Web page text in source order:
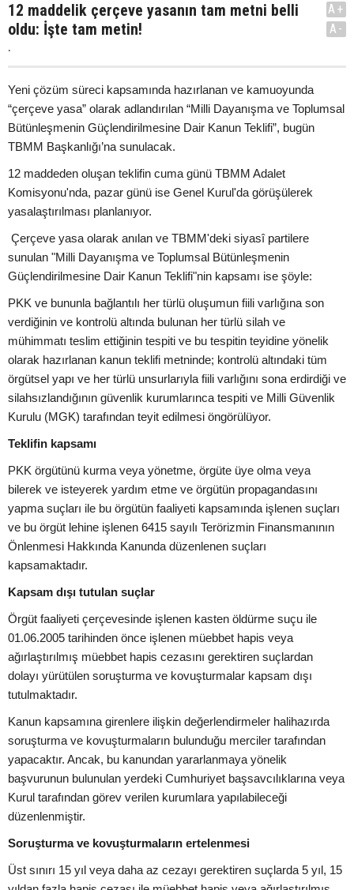
12 maddelik çerçeve yasanın tam metni belli
oldu: İşte tam metin!
.
A+
A-
Yeni çözüm süreci kapsamında hazırlanan ve kamuoyunda
“çerçeve yasa” olarak adlandırılan “Milli Dayanışma ve Toplumsal
Bütünleşmenin Güçlendirilmesine Dair Kanun Teklifi”, bugün
TBMM Başkanlığı’na sunulacak.
12 maddeden oluşan teklifin cuma günü TBMM Adalet
Komisyonu'nda, pazar günü ise Genel Kurul'da görüşülerek
yasalaştırılması planlanıyor.
Çerçeve yasa olarak anılan ve TBMM'deki siyasî partilere
sunulan "Milli Dayanışma ve Toplumsal Bütünleşmenin
Güçlendirilmesine Dair Kanun Teklifi"nin kapsamı ise şöyle:
PKK ve bununla bağlantılı her türlü oluşumun fiili varlığına son
verdiğinin ve kontrolü altında bulunan her türlü silah ve
mühimmatı teslim ettiğinin tespiti ve bu tespitin teyidine yönelik
olarak hazırlanan kanun teklifi metninde; kontrolü altındaki tüm
örgütsel yapı ve her türlü unsurlarıyla fiili varlığını sona erdirdiği ve
silahsızlandığının güvenlik kurumlarınca tespiti ve Milli Güvenlik
Kurulu (MGK) tarafından teyit edilmesi öngörülüyor.
Teklifin kapsamı
PKK örgütünü kurma veya yönetme, örgüte üye olma veya
bilerek ve isteyerek yardım etme ve örgütün propagandasını
yapma suçları ile bu örgütün faaliyeti kapsamında işlenen suçları
ve bu örgüt lehine işlenen 6415 sayılı Terörizmin Finansmanının
Önlenmesi Hakkında Kanunda düzenlenen suçları
kapsamaktadır.
Kapsam dışı tutulan suçlar
Örgüt faaliyeti çerçevesinde işlenen kasten öldürme suçu ile
01.06.2005 tarihinden önce işlenen müebbet hapis veya
ağırlaştırılmış müebbet hapis cezasını gerektiren suçlardan
dolayı yürütülen soruşturma ve kovuşturmalar kapsam dışı
tutulmaktadır.
Kanun kapsamına girenlere ilişkin değerlendirmeler halihazırda
soruşturma ve kovuşturmaların bulunduğu merciler tarafından
yapacaktır. Ancak, bu kanundan yararlanmaya yönelik
başvurunun bulunulan yerdeki Cumhuriyet başsavcılıklarına veya
Kurul tarafından görev verilen kurumlara yapılabileceği
düzenlenmiştir.
Soruşturma ve kovuşturmaların ertelenmesi
Üst sınırı 15 yıl veya daha az cezayı gerektiren suçlarda 5 yıl, 15